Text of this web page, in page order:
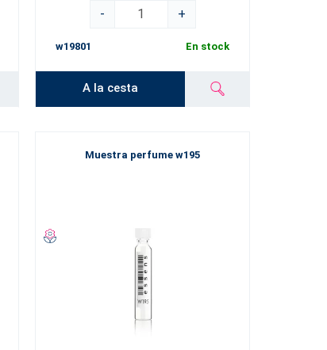
-
+
w19801 En stock
A la cesta
Muestra perfume w195